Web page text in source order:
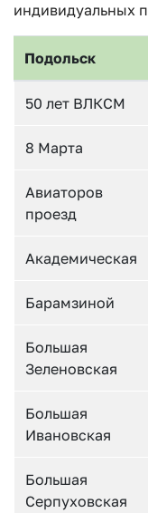
индивидуальных
Подольск
50 лет ВЛКСМ
8 Марта
Авиаторов
проезд
Академическая
Барамзиной
Большая
Зеленовская
Большая
Ивановская
Большая
Серпуховская